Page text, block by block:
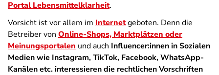
Portal Lebensmittelklarheit.
Vorsicht ist vor allem im Internetgeboten. Denn die
Betreiber von Online-Shops, Marktplätzen oder
Meinungsportalen und auch Influencer:innen in Sozialen
Medien wie Instagram, TikTok, Facebook, WhatsApp-
Kanälen etc. interessieren die rechtlichen Vorschriften